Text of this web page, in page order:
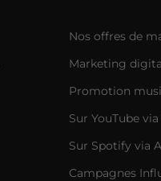
Nos offres de
Marketing
Promotion
Sur YouTube
Sur Spotify via
Campagnes